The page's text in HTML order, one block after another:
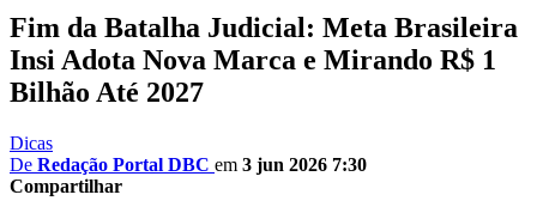
Fim da Batalha Judicial: Meta Brasileira
Insi Adota Nova Marca e Mirando R$ 1
Bilhão Até 2027
Dicas
De Redação Portal DBC em 3 jun 2026 7:30
Compartilhar